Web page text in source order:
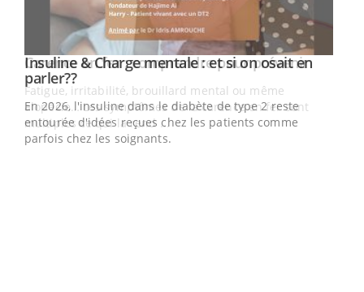
Youtube
Carence en fer : comprendre pour prévenirYoutube
Fatigue, irritabilité, brouillard mental ou même
alopécie… Les symptômes de la carence en fer sont
multiples ce qui la rend ...
Youtube
Insuline & Charge mentale : et si on osait en
parler??Youtube
En 2026, l'insuline dans le diabète de type 2 reste
entourée d'idées reçues chez les patients comme
parfois chez les soignants.